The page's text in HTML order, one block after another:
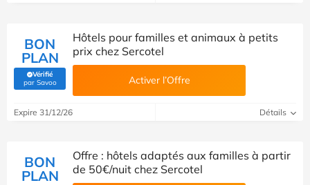
BON
PLAN
Vérifié
par Savoo(Vérifié par Savoo)
Hôtels pour familles et animaux à petits
prix chez Sercotel
Activer l’Offre
Expire 31/12/26 Détails
BON
PLAN
Offre : hôtels adaptés aux familles à partir
de 50€/nuit chez Sercotel